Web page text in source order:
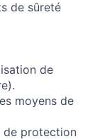
de sûreté
de
moyens de
de protection